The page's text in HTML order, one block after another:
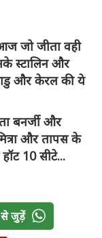
जो जीता वही
स्टालिन और
और केरल की ये
बनर्जी और
और तापस के
10 सीटे...
से जुड़ें